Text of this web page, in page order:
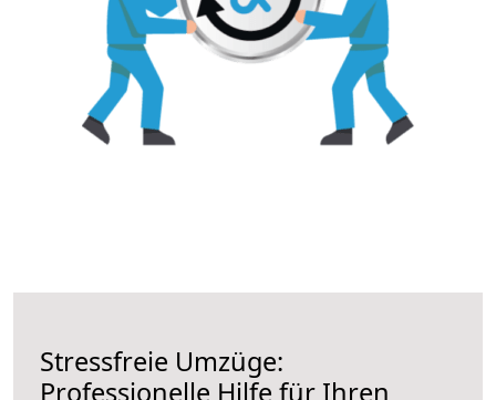
Stressfreie Umzüge:
Professionelle Hilfe für Ihren